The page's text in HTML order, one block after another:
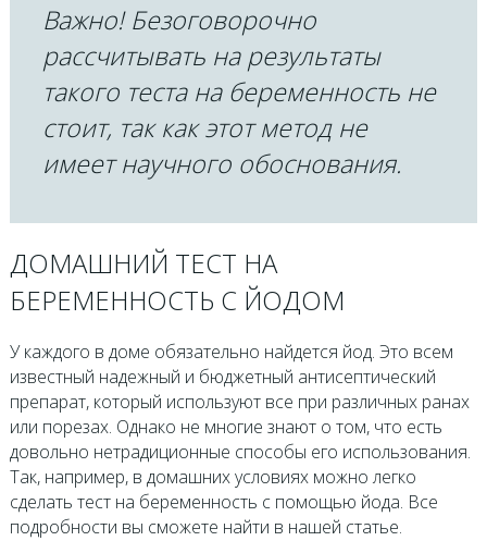
Важно! Безоговорочно
рассчитывать на результаты
такого теста на беременность не
стоит, так как этот метод не
имеет научного обоснования.
ДОМАШНИЙ ТЕСТ НА
БЕРЕМЕННОСТЬ С ЙОДОМ
У каждого в доме обязательно найдется йод. Это всем
известный надежный и бюджетный антисептический
препарат, который используют все при различных ранах
или порезах. Однако не многие знают о том, что есть
довольно нетрадиционные способы его использования.
Так, например, в домашних условиях можно легко
сделать тест на беременность с помощью йода. Все
подробности вы сможете найти в нашей статье.